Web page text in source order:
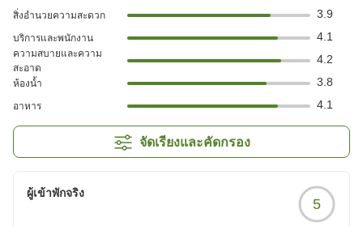
สิ่งอำนวยความสะดวก 3.9
บริการและพนักงาน 4.1
ความสบายและความ
สะอาด
4.2
ห้องน้ำ 3.8
อาหาร 4.1
จัดเรียงและคัดกรอง
ผู้เข้าพักจริง
5